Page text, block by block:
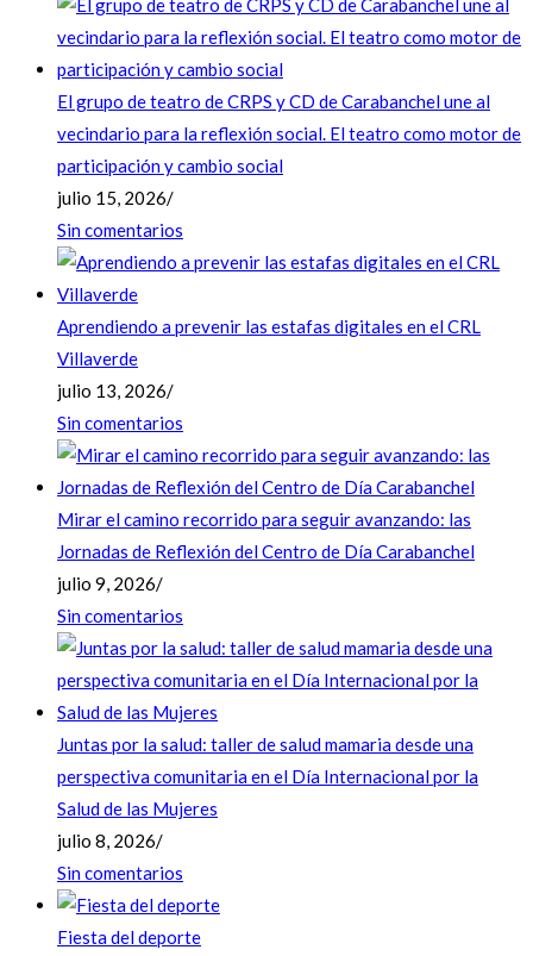
El grupo de teatro de CRPS y CD de Carabanchel une al
vecindario para la reflexión social. El teatro como motor de
participación y cambio social
julio 15, 2026/
Sin comentarios
Aprendiendo a prevenir las estafas digitales en el CRL
Villaverde
julio 13, 2026/
Sin comentarios
Mirar el camino recorrido para seguir avanzando: las
Jornadas de Reflexión del Centro de Día Carabanchel
julio 9, 2026/
Sin comentarios
Juntas por la salud: taller de salud mamaria desde una
perspectiva comunitaria en el Día Internacional por la
Salud de las Mujeres
julio 8, 2026/
Sin comentarios
Fiesta del deporte